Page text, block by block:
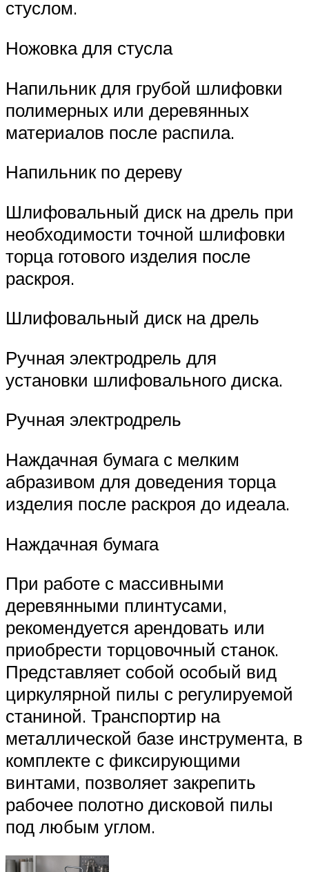
стуслом.
Ножовка для стусла
Напильник для грубой шлифовки
полимерных или деревянных
материалов после распила.
Напильник по дереву
Шлифовальный диск на дрель при
необходимости точной шлифовки
торца готового изделия после
раскроя.
Шлифовальный диск на дрель
Ручная электродрель для
установки шлифовального диска.
Ручная электродрель
Наждачная бумага с мелким
абразивом для доведения торца
изделия после раскроя до идеала.
Наждачная бумага
При работе с массивными
деревянными плинтусами,
рекомендуется арендовать или
приобрести торцовочный станок.
Представляет собой особый вид
циркулярной пилы с регулируемой
станиной. Транспортир на
металлической базе инструмента, в
комплекте с фиксирующими
винтами, позволяет закрепить
рабочее полотно дисковой пилы
под любым углом.